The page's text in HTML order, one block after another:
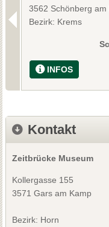
3562 Schönberg am
Bezirk: Krems
INFOS
Kontakt
Zeitbrücke Museum
Kollergasse 155
3571 Gars am Kamp
Bezirk: Horn